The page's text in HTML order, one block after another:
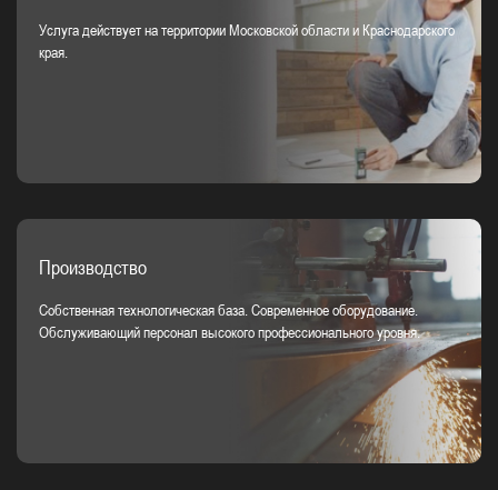
Услуга действует на территории Московской области и Краснодарского
края.
Производство
Собственная технологическая база. Современное оборудование.
Обслуживающий персонал высокого профессионального уровня.